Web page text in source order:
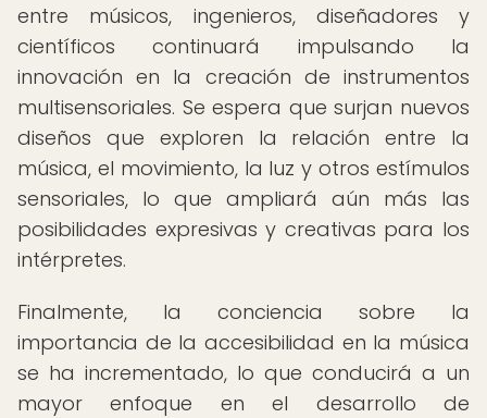
entre músicos, ingenieros, diseñadores y
científicos continuará impulsando la
innovación en la creación de instrumentos
multisensoriales. Se espera que surjan nuevos
diseños que exploren la relación entre la
música, el movimiento, la luz y otros estímulos
sensoriales, lo que ampliará aún más las
posibilidades expresivas y creativas para los
intérpretes.
Finalmente, la conciencia sobre la
importancia de la accesibilidad en la música
se ha incrementado, lo que conducirá a un
mayor enfoque en el desarrollo de